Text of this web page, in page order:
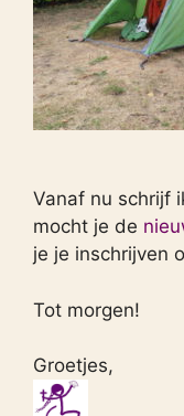
Vanaf nu schrijf
mocht je de
je je inschrijven
Tot morgen!
Groetjes,